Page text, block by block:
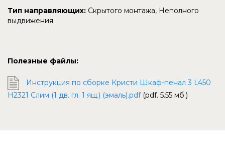
Тип направляющих: Скрытого монтажа, Неполного
выдвижения
Полезные файлы:
Инструкция по сборке Кристи Шкаф-пенал 3 L450
H2321 Слим (1 дв. гл. 1 ящ.) (эмаль).pdf (pdf. 5.55 мб.)